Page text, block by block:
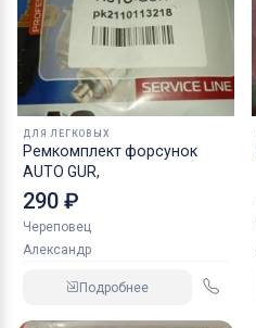
ДЛЯ ЛЕГКОВЫХ
Ремкомплект форсунок
AUTO GUR,
290 ₽
Череповец
Александр
Подробнее